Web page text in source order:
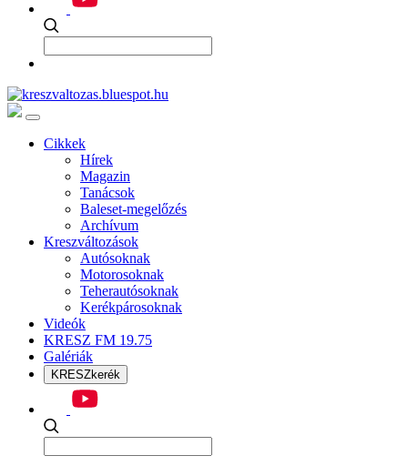
Cikkek
Hírek
Magazin
Tanácsok
Baleset-megelőzés
Archívum
Kreszváltozások
Autósoknak
Motorosoknak
Teherautósoknak
Kerékpárosoknak
Videók
KRESZ FM 19.75
Galériák
KRESZkerék